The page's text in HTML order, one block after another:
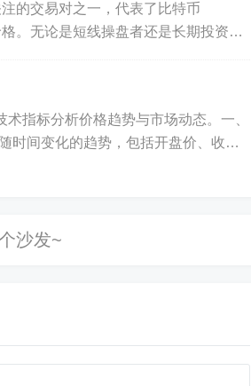
，制定自定义算法，捕捉市场瞬间波
降低风险。
体数据，形成多角度判断，为整体投
的交易对之一，代表了比特币
。无论是短线操盘者还是长期投资
指标分析价格趋势与市场动态。一、
时间变化的趋势，包括开盘价、收盘